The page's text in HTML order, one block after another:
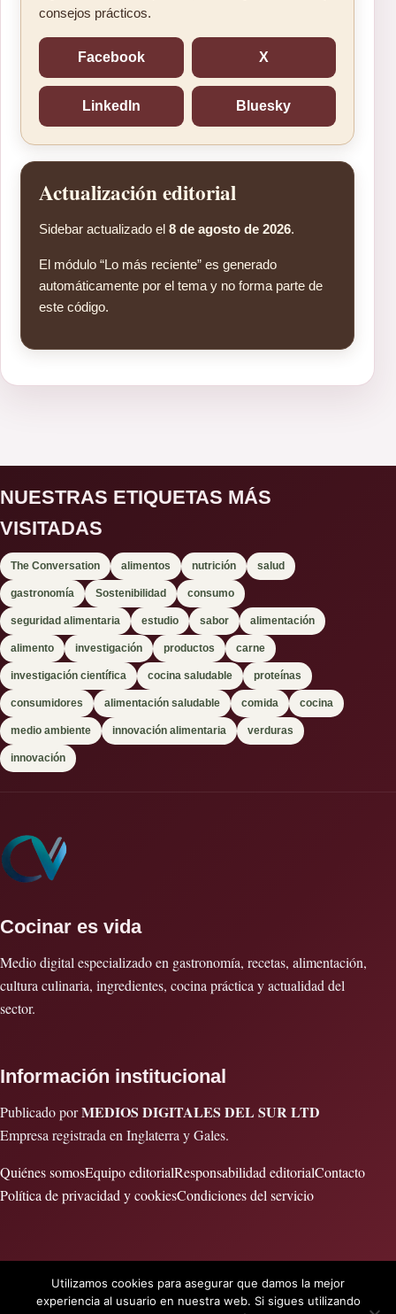
consejos prácticos.
Facebook X
LinkedIn Bluesky
Actualización editorial
Sidebar actualizado el 8 de agosto de 2026.
El módulo “Lo más reciente” es generado
automáticamente por el tema y no forma parte de
este código.
NUESTRAS ETIQUETAS MÁS
VISITADAS
The Conversation alimentos nutrición salud
gastronomía Sostenibilidad consumo
seguridad alimentaria estudio sabor alimentación
alimento investigación productos carne
investigación científica cocina saludable proteínas
consumidores alimentación saludable comida cocina
medio ambiente innovación alimentaria verduras
innovación
Cocinar es vida
Medio digital especializado en gastronomía, recetas, alimentación,
cultura culinaria, ingredientes, cocina práctica y actualidad del
sector.
Información institucional
Publicado porMEDIOS DIGITALES DEL SUR LTD
Empresa registrada en Inglaterra y Gales.
Quiénes somosEquipo editorialResponsabilidad editorialContacto
Política de privacidad y cookiesCondiciones del servicio
© 2026 Cocinar es vida · Publicado por MEDIOS DIGITALES DEL
SUR LTD · Empresa registrada en Inglaterra y Gales.
Utilizamos cookies para asegurar que damos la mejor
experiencia al usuario en nuestra web. Si sigues utilizando